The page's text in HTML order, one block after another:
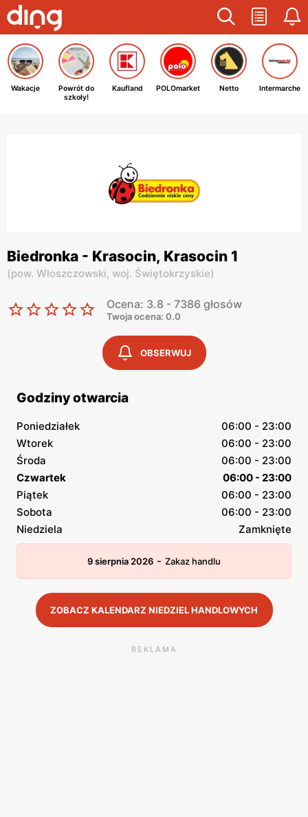
Wakacje
Powrót do
szkoły!
Kaufland POLOmarket Netto Intermarche
Biedronka - Krasocin, Krasocin 1
(pow. Włoszczowski, woj. Świętokrzyskie)
Ocena: 3.8 - 7386 głosów
Twoja ocena: 0.0
OBSERWUJ
Godziny otwarcia
Poniedziałek
06:00 - 23:00
Wtorek
06:00 - 23:00
Środa
06:00 - 23:00
Czwartek
06:00 - 23:00
Piątek
06:00 - 23:00
Sobota
06:00 - 23:00
Niedziela
Zamknięte
9 sierpnia 2026 - Zakaz handlu
ZOBACZ KALENDARZ NIEDZIEL HANDLOWYCH
REKLAMA